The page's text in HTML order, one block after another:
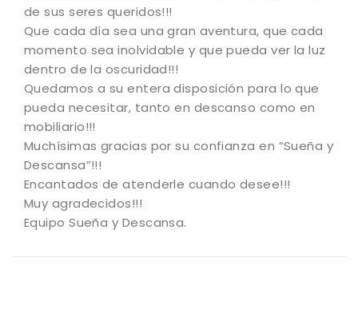
de sus seres queridos!!!
Que cada día sea una gran aventura, que cada
momento sea inolvidable y que pueda ver la luz
dentro de la oscuridad!!!
Quedamos a su entera disposición para lo que
pueda necesitar, tanto en descanso como en
mobiliario!!!
Muchísimas gracias por su confianza en “Sueña y
Descansa”!!!
Encantados de atenderle cuando desee!!!
Muy agradecidos!!!
Equipo Sueña y Descansa.